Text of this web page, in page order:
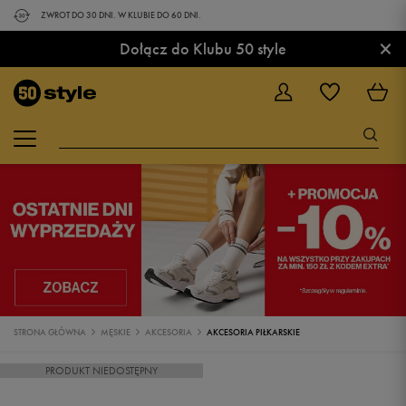
ZWROT DO 30 DNI. W KLUBIE DO 60 DNI.
Dołącz do Klubu 50 style ×
STRONA GŁÓWNA MĘSKIE AKCESORIA AKCESORIA PIŁKARSKIE
PRODUKT NIEDOSTĘPNY